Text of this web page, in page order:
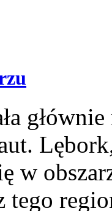
w
tego